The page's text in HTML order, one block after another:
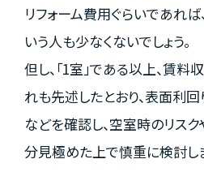
リフォーム費用ぐらいであれ
いう人も少なくないでしょう。
但し、「1室」である以上、賃料
れも先述したとおり、表面利
などを確認し、空室時のリス
分見極めた上で慎重に検討しま